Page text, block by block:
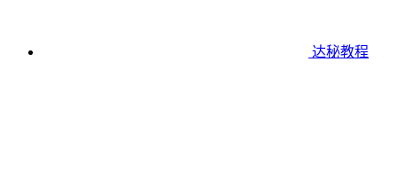
达秘教程